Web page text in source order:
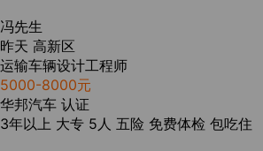
冯先生
昨天 高新区
运输车辆设计工程师
5000-8000元
华邦汽车 认证
3年以上 大专 5人 五险 免费体检 包吃住